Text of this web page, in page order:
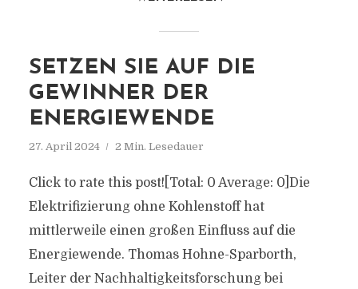
SETZEN SIE AUF DIE
GEWINNER DER
ENERGIEWENDE
27. April 2024 2 Min. Lesedauer
Click to rate this post![Total: 0 Average: 0]Die
Elektrifizierung ohne Kohlenstoff hat
mittlerweile einen großen Einfluss auf die
Energiewende. Thomas Hohne-Sparborth,
Leiter der Nachhaltigkeitsforschung bei